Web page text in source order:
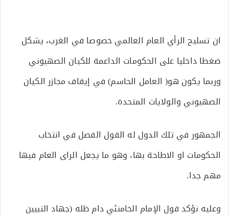
ان تسليح الرأي العام العالمي خصوصا في الغرب، يشكل
ضغطا داخليا على الحكومات الداعمة للكيان الصهيوني
وربما يكون هو( العامل الحاسم) في إيقاف مجازر الكيان
الصهيوني والولايات المتحدة.
الجمهور في تلك الدول له القول الفصل في انتخاب
الحكومات او الاطاحة بها، وهو ما يجعل الراى العام فيها
مهم جدا.
وعليه نؤكد قول الإمام الخامنئي دام ظله (جهاد التبيين